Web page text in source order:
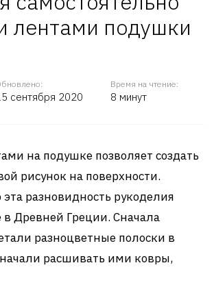
лентами подушки
сентября 2020
Время на чтение:
8 минут
на подушке позволяет создать
рисунок на поверхности.
эта разновидность рукоделия
в Древней Греции. Сначала
разноцветные полоски в
расшивать ими ковры,